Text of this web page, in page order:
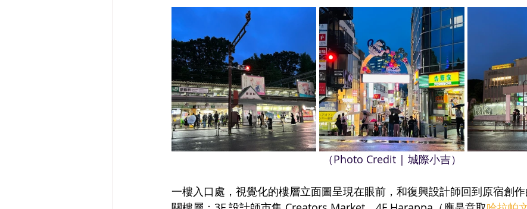
（Photo Credit | 城際小吉）
一樓入口處，視覺化的樓層立面圖呈現在眼前，和復興設計師回到原宿創